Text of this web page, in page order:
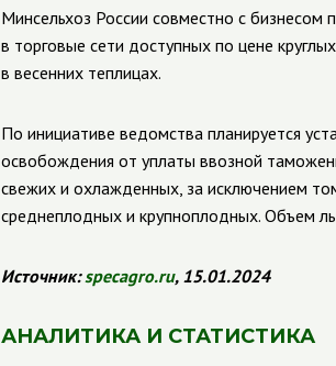
Минсельхоз России совместно с бизнесом
в торговые сети доступных по цене
в весенних теплицах.
По инициативе ведомства планируется
освобождения от уплаты ввозной
свежих и охлажденных, за исключением
среднеплодных и крупноплодных. Объем
Источник:specagro.ru, 15.01.2024
АНАЛИТИКА И СТАТИСТИКА